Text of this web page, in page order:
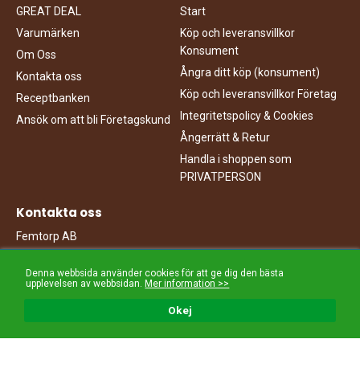
Okej
Denna webbsida använder cookies för att ge dig den bästa
upplevelsen av webbsidan.Mer information >>
GREAT DEAL
Varumärken
Om Oss
Kontakta oss
Receptbanken
Ansök om att bli Företagskund
Start
Köp och leveransvillkor
Konsument
Ångra ditt köp (konsument)
Köp och leveransvillkor Företag
Integritetspolicy & Cookies
Ångerrätt & Retur
Handla i shoppen som
PRIVATPERSON
Kontakta oss
Femtorp AB
Travbanegatan 3
213 77 Malmö
040-949000